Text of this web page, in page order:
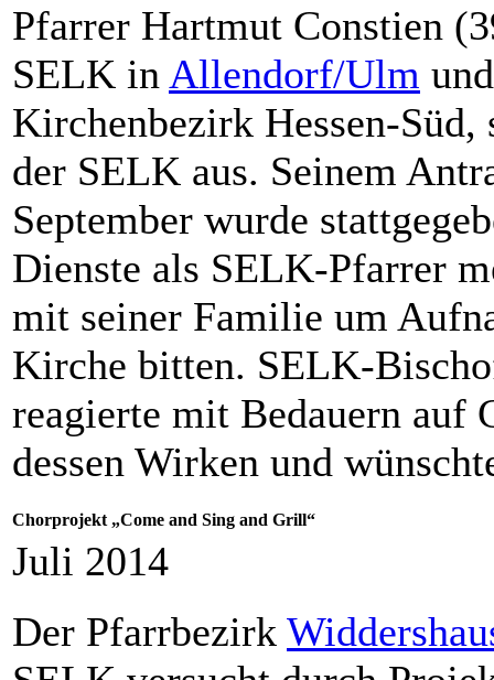
Pfarrer Hartmut Constien
SELK in Allendorf/Ulm
Kirchenbezirk Hessen-Süd,
der SELK aus. Seinem
September wurde
Dienste als SELK-Pfarrer
mit seiner Familie um
Kirche bitten. SELK-
reagierte mit Bedauern auf
dessen Wirken und
Chorprojekt „Come and Sing and Grill“
Juli 2014
Der Pfarrbezirk